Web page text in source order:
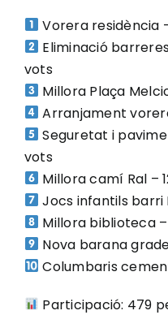
Vorera residència
Eliminació
vots
Millora Plaça
Arranjament
Seguretat i
vots
Millora camí Ral –
Jocs infantils barri
Millora biblioteca
Nova barana
Columbaris
Participació: 479